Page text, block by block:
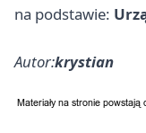
na podstawie:
Autor:krystian